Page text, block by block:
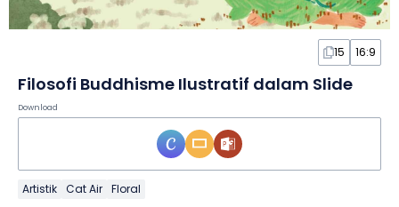
15 16:9
Filosofi Buddhisme Ilustratif dalam Slide
Download
Artistik Cat Air Floral